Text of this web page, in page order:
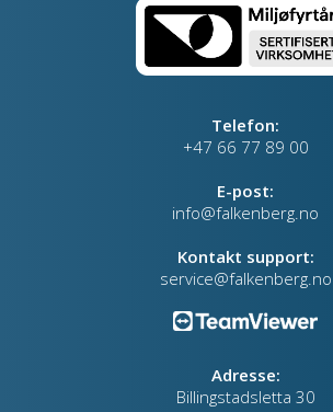
Telefon:
+47 66 77 89 00
E-post:
info@falkenberg.no
Kontakt support:
service@falkenberg.no
Adresse:
Billingstadsletta 30